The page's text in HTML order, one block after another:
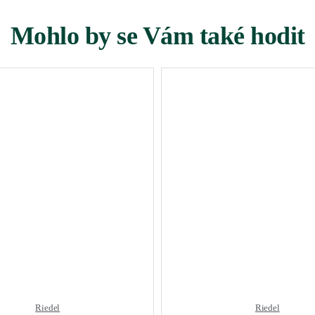
Mohlo by se Vám také hodit
Riedel Riedel